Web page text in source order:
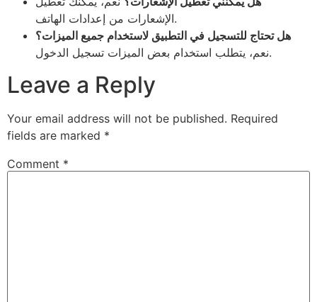
الإشعارات من إعدادات الهاتف.
هل تحتاج للتسجيل في التطبيق لاستخدام جميع الميزات؟
نعم، يتطلب استخدام بعض الميزات تسجيل الدخول.
Leave a Reply
Your email address will not be published. Required
fields are marked *
Comment *